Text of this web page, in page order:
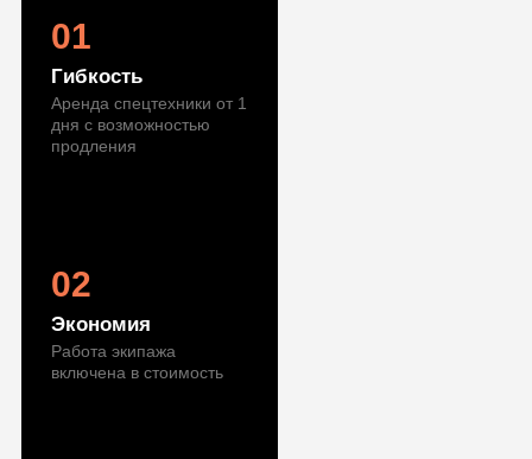
01
Гибкость
Аренда спецтехники от 1
дня с возможностью
продления
02
Экономия
Работа экипажа
включена в стоимость